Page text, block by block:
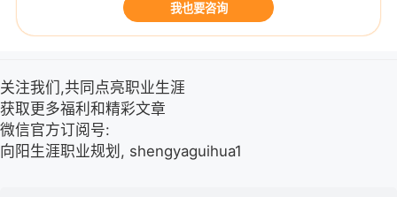
我也要咨询
关注我们,共同点亮职业生涯
获取更多福利和精彩文章
微信官方订阅号:
向阳生涯职业规划, shengyaguihua1